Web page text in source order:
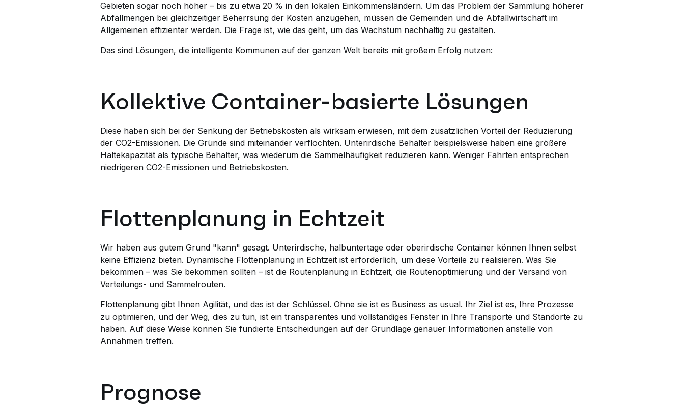
Gebieten sogar noch höher – bis zu etwa 20 % in den lokalen Einkommensländern. Um das Problem der Sammlung höherer
Abfallmengen bei gleichzeitiger Beherrsung der Kosten anzugehen, müssen die Gemeinden und die Abfallwirtschaft im
Allgemeinen effizienter werden. Die Frage ist, wie das geht, um das Wachstum nachhaltig zu gestalten.
Das sind Lösungen, die intelligente Kommunen auf der ganzen Welt bereits mit großem Erfolg nutzen:
Kollektive Container-basierte Lösungen
Diese haben sich bei der Senkung der Betriebskosten als wirksam erwiesen, mit dem zusätzlichen Vorteil der Reduzierung
der CO2-Emissionen. Die Gründe sind miteinander verflochten. Unterirdische Behälter beispielsweise haben eine größere
Haltekapazität als typische Behälter, was wiederum die Sammelhäufigkeit reduzieren kann. Weniger Fahrten entsprechen
niedrigeren CO2-Emissionen und Betriebskosten.
Flottenplanung in Echtzeit
Wir haben aus gutem Grund "kann" gesagt. Unterirdische, halbuntertage oder oberirdische Container können Ihnen selbst
keine Effizienz bieten. Dynamische Flottenplanung in Echtzeit ist erforderlich, um diese Vorteile zu realisieren. Was Sie
bekommen – was Sie bekommen sollten – ist die Routenplanung in Echtzeit, die Routenoptimierung und der Versand von
Verteilungs- und Sammelrouten.
Flottenplanung gibt Ihnen Agilität, und das ist der Schlüssel. Ohne sie ist es Business as usual. Ihr Ziel ist es, Ihre Prozesse
zu optimieren, und der Weg, dies zu tun, ist ein transparentes und vollständiges Fenster in Ihre Transporte und Standorte zu
haben. Auf diese Weise können Sie fundierte Entscheidungen auf der Grundlage genauer Informationen anstelle von
Annahmen treffen.
Prognose